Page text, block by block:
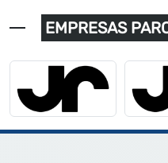
EMPRESAS